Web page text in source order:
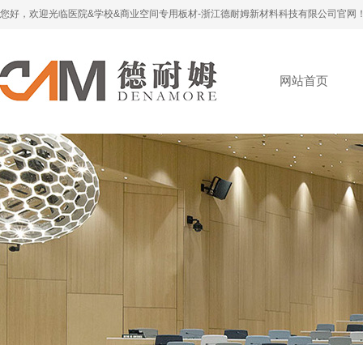
您好，欢迎光临医院&学校&商业空间专用板材-浙江德耐姆新材料科技有限公司官网
网站首页